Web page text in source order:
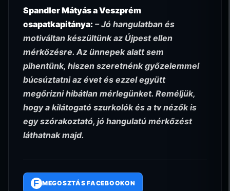
Spandler Mátyás a Veszprém
csapatkapitánya: – Jó hangulatban és
motiváltan készültünk az Újpest ellen
mérkőzésre. Az ünnepek alatt sem
pihentünk, hiszen szeretnénk győzelemmel
búcsúztatni az évet és ezzel együtt
megőrizni hibátlan mérlegünket. Reméljük,
hogy a kilátogató szurkolók és a tv nézők is
egy szórakoztató, jó hangulatú mérkőzést
láthatnak majd.
F MEGOSZTÁS FACEBOOKON